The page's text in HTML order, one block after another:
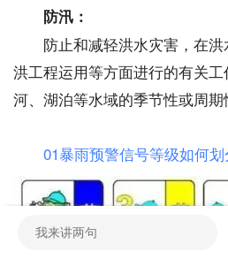
防汛：
防止和减轻洪水灾害，在
洪工程运用等方面进行的有关
河、湖泊等水域的季节性或周期
01暴雨预警信号等级如何划